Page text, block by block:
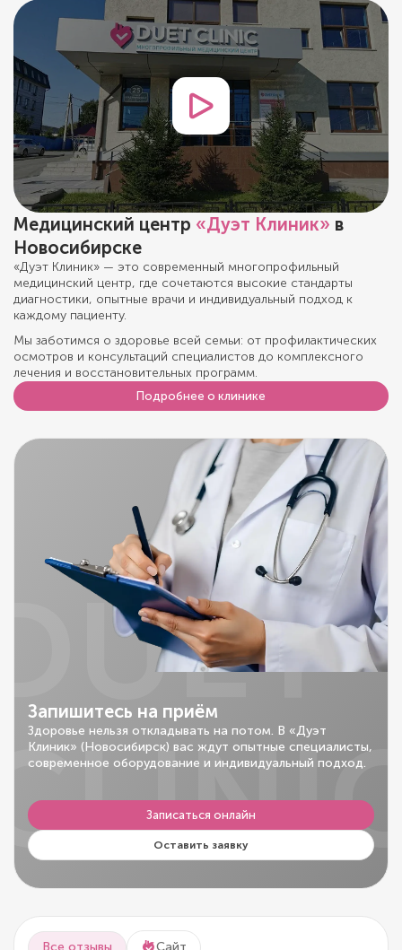
Медицинский центр «Дуэт Клиник» в
Новосибирске
«Дуэт Клиник» — это современный многопрофильный
медицинский центр, где сочетаются высокие стандарты
диагностики, опытные врачи и индивидуальный подход к
каждому пациенту.
Мы заботимся о здоровье всей семьи: от профилактических
осмотров и консультаций специалистов до комплексного
лечения и восстановительных программ.
Подробнее о клинике
Запишитесь на приём
Здоровье нельзя откладывать на потом. В «Дуэт
Клиник» (Новосибирск) вас ждут опытные специалисты,
современное оборудование и индивидуальный подход.
Записаться онлайн
Оставить заявку